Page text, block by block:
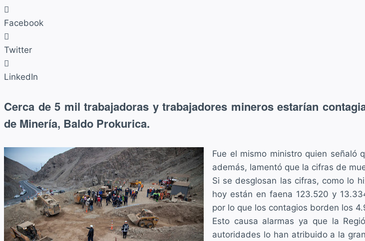
Facebook
Twitter
LinkedIn
Cerca de 5 mil trabajadoras y trabajadores mineros estarían
de Minería, Baldo Prokurica.
Fue el mismo ministro quien señaló
además, lamentó que la cifras de
Si se desglosan las cifras, como lo
hoy están en faena 123.520 y
por lo que los contagios borden los
Esto causa alarmas ya que la
autoridades lo han atribuido a la